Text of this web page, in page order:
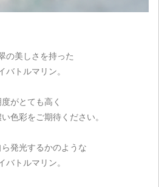
の美しさを持った
バトルマリン。
がとても高く
色彩をご期待ください。
ら発光するかのような
バトルマリン。